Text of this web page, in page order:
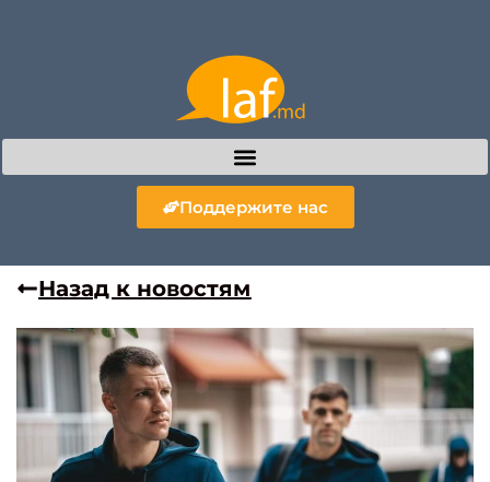
Поддержите нас
Назад к новостям